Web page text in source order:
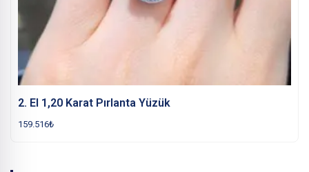
2. El 1,20 Karat Pırlanta Yüzük
159.516₺